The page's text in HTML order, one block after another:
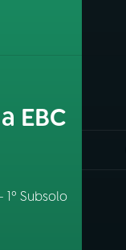
EBC
Subsolo